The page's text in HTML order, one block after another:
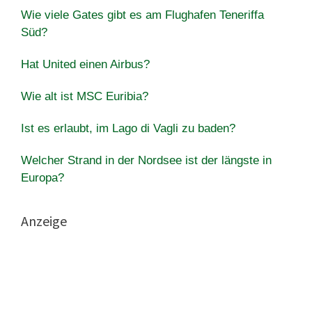
Wie viele Gates gibt es am Flughafen Teneriffa
Süd?
Hat United einen Airbus?
Wie alt ist MSC Euribia?
Ist es erlaubt, im Lago di Vagli zu baden?
Welcher Strand in der Nordsee ist der längste in
Europa?
Anzeige